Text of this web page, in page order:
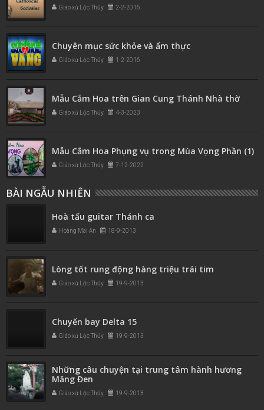
Giáo xứ Lộc Thủy 2-2-2016
Chuyên mục sức khỏe và ẩm thực
Giáo xứ Lộc Thủy 1-2-2016
Mẫu Cắm Hoa trên Gian Cung Thánh Nhà thờ
Giáo xứ Lộc Thủy 4-3-2023
Mẫu Cắm Hoa Phụng vụ trong Mùa Vọng Phần (1)
Giáo xứ Lộc Thủy 7-12-2022
BÀI NGẪU NHIÊN
Hoà tấu guitar Thánh ca
Hoàng Mai An 18-9-2013
Lòng tốt rung động hàng triệu trái tim
Giáo xứ Lộc Thủy 19-9-2013
Chuyến bay Delta 15
Giáo xứ Lộc Thủy 19-9-2013
Những câu chuyện tại trung tâm hành hương
Măng Đen
Giáo xứ Lộc Thủy 19-9-2013